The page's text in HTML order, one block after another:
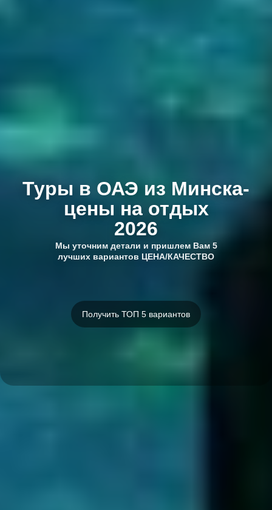
Туры в ОАЭ из Минска-
цены на отдых
2026
Мы уточним детали и пришлем Вам 5
лучших вариантов ЦЕНА/КАЧЕСТВО
Получить ТОП 5 вариантов